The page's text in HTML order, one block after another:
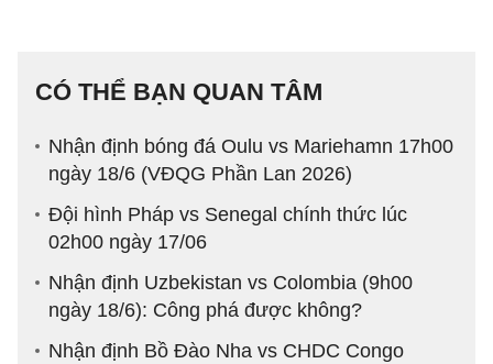
CÓ THỂ BẠN QUAN TÂM
Nhận định bóng đá Oulu vs Mariehamn 17h00
ngày 18/6 (VĐQG Phần Lan 2026)
Đội hình Pháp vs Senegal chính thức lúc
02h00 ngày 17/06
Nhận định Uzbekistan vs Colombia (9h00
ngày 18/6): Công phá được không?
Nhận định Bồ Đào Nha vs CHDC Congo